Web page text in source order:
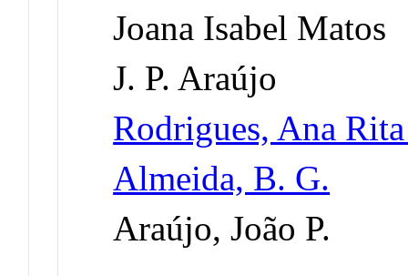
Joana Isabel Matos
J. P. Araújo
Rodrigues, Ana
Almeida, B. G.
Araújo, João P.